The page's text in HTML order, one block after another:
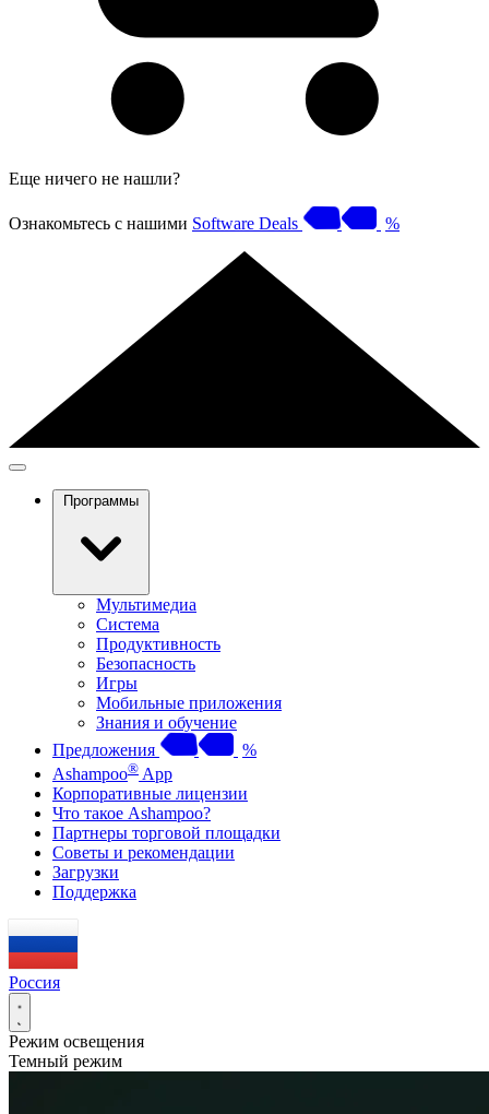
Еще ничего не нашли?
Ознакомьтесь с нашими Software Deals %
Программы
Мультимедиа
Система
Продуктивность
Безопасность
Игры
Мобильные приложения
Знания и обучение
Предложения
%
Ashampoo® App
Корпоративные лицензии
Что такое Ashampoo?
Партнеры торговой площадки
Советы и рекомендации
Загрузки
Поддержка
Россия
Режим освещения
Темный режим